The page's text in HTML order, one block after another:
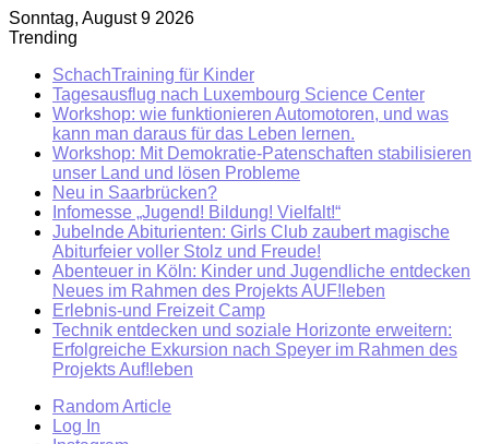
Sonntag, August 9 2026
Trending
SchachTraining für Kinder
Tagesausflug nach Luxembourg Science Center
Workshop: wie funktionieren Automotoren, und was
kann man daraus für das Leben lernen.
Workshop: Mit Demokratie-Patenschaften stabilisieren
unser Land und lösen Probleme
Neu in Saarbrücken?
Infomesse „Jugend! Bildung! Vielfalt!“
Jubelnde Abiturienten: Girls Club zaubert magische
Abiturfeier voller Stolz und Freude!
Abenteuer in Köln: Kinder und Jugendliche entdecken
Neues im Rahmen des Projekts AUF!leben
Erlebnis-und Freizeit Camp
Technik entdecken und soziale Horizonte erweitern:
Erfolgreiche Exkursion nach Speyer im Rahmen des
Projekts Auf!leben
Random Article
Log In